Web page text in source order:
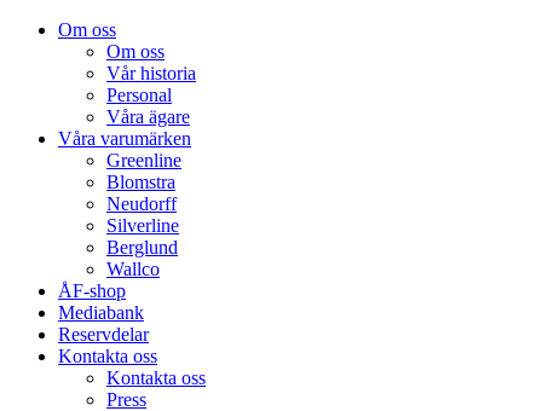
Om oss
Om oss
Vår historia
Personal
Våra ägare
Våra varumärken
Greenline
Blomstra
Neudorff
Silverline
Berglund
Wallco
ÅF-shop
Mediabank
Reservdelar
Kontakta oss
Kontakta oss
Press